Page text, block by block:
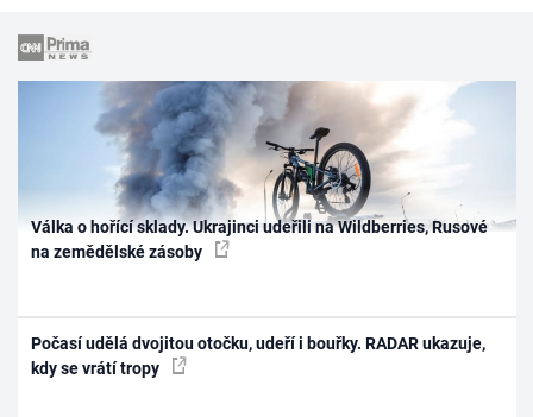
Válka o hořící sklady. Ukrajinci udeřili na Wildberries, Rusové
na zemědělské zásoby
Počasí udělá dvojitou otočku, udeří i bouřky. RADAR ukazuje,
kdy se vrátí tropy